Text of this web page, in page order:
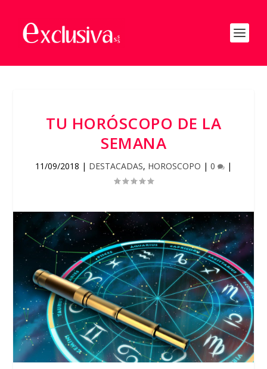
TU HORÓSCOPO DE LA
SEMANA
11/09/2018 | DESTACADAS, HOROSCOPO | 0 |